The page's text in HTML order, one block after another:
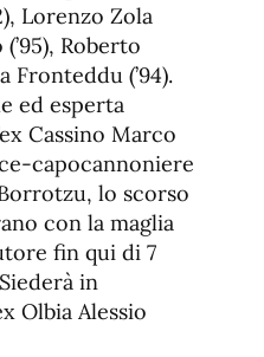
Lorenzo Zola
Roberto
Fronteddu (’94).
ed esperta
Cassino Marco
capocannoniere
lo scorso
con la maglia
fin qui di 7
in
Olbia Alessio